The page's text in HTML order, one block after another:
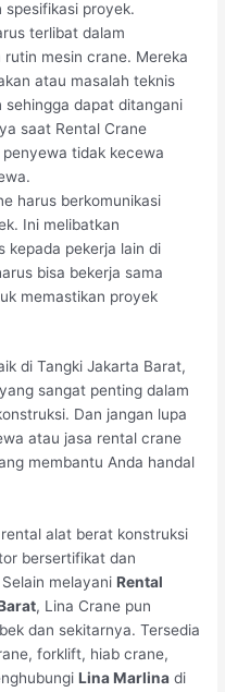
proyek.
terlibat dalam
mesin crane. Mereka
atau masalah teknis
dapat ditangani
saat Rental Crane
tidak kecewa
harus berkomunikasi
Ini melibatkan
kepada pekerja lain di
bisa bekerja sama
memastikan proyek
di Tangki Jakarta Barat,
sangat penting dalam
Dan jangan lupa
atau jasa rental crane
membantu Anda handal
alat berat konstruksi
bersertifikat dan
melayaniRental
, Lina Crane pun
dan sekitarnya. Tersedia
forklift, hiab crane,
Lina Marlina di